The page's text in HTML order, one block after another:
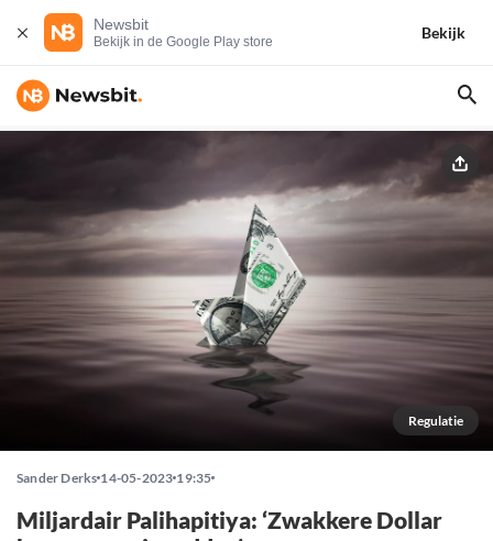
Newsbit
Bekijk in de Google Play store
Bekijk
Regulatie
Sander Derks 14-05-2023 19:35
Miljardair Palihapitiya: ‘Zwakkere Dollar